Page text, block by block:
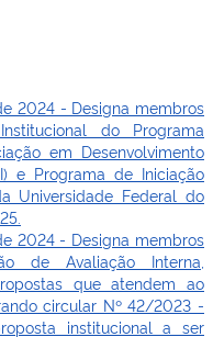
2024 - Designa membros
do Programa
em Desenvolvimento
e Programa de Iniciação
Universidade Federal do
2024 - Designa membros
de Avaliação Interna,
que atendem ao
circular Nº 42/2023 -
institucional a ser